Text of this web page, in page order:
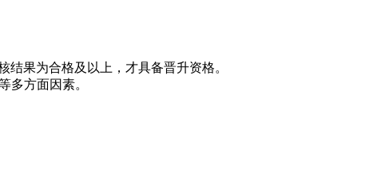
果为合格及以上，才具备晋升资格。
多方面因素。